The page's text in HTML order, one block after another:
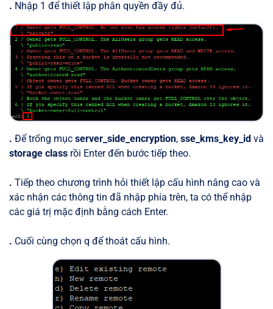
. Nhập 1 để thiết lập phân quyền đầy đủ.
. Để trống mục server_side_encryption, sse_kms_key_id và
storage class rồi Enter đến bước tiếp theo.
. Tiếp theo chương trình hỏi thiết lập cấu hình nâng cao và
xác nhận các thông tin đã nhập phía trên, ta có thể nhập
các giá trị mặc định bằng cách Enter.
. Cuối cùng chọn q để thoát cấu hình.